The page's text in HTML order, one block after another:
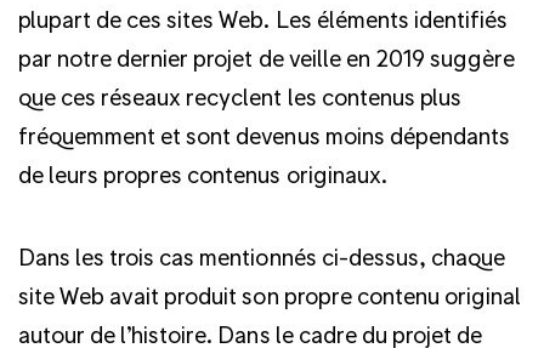
plupart de ces sites Web. Les éléments identifiés
par notre dernier projet de veille en 2019 suggère
que ces réseaux recyclent les contenus plus
fréquemment et sont devenus moins dépendants
de leurs propres contenus originaux.
Dans les trois cas mentionnés ci-dessus, chaque
site Web avait produit son propre contenu original
autour de l’histoire. Dans le cadre du projet de